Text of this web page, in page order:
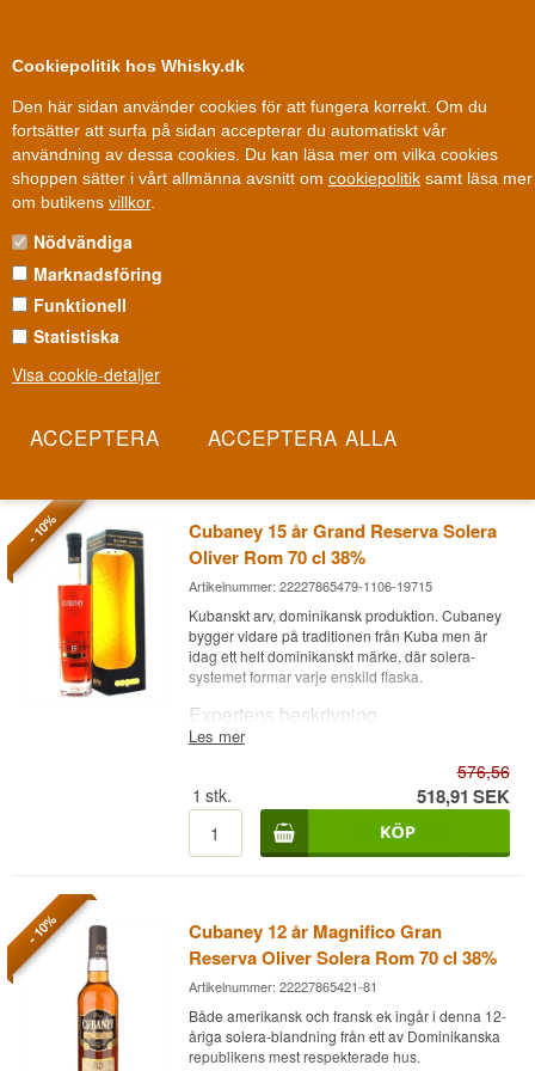
Cookiepolitik hos Whisky.dk
Den här sidan använder cookies för att fungera korrekt. Om du
fortsätter att surfa på sidan accepterar du automatiskt vår
användning av dessa cookies. Du kan läsa mer om vilka cookies
shoppen sätter i vårt allmänna avsnitt om cookiepolitik samt läsa mer
om butikens villkor.
Nödvändiga
Marknadsföring
Funktionell
Statistiska
Visa cookie-detaljer
100 % Danskägt Ägt och drivet i Danmark
Rom»Destillerier / Romhus
CUBANEY ROM
Namnet låter som en hyllning till Kuba, men Cubaney destilleras
faktiskt i Dominikanska republiken. Det är en medveten nick till det
ursprung, en stil som bygger på spanskinspirerad tradition.
regionen utan att försöka vara något den inte är.
- 10%
Cubaney 15 år Grand Reserva Solera
Oliver Rom 70 cl 38%
Artikelnummer: 22227865479-1106-19715
Kubanskt arv, dominikansk produktion. Cubaney
bygger vidare på traditionen från Kuba men är
idag ett helt dominikanskt märke, där solera-
systemet formar varje enskild flaska.
Expertens beskrivning
en Dominikanska Republiken Rom lagrad
genom ett solera-system och buteljerad vid 38%.
Märket Cubaney skapades av Oliver & Oliver, ett
familjeägt företag av kubanskt ursprung som efter
kontinuerligt blandas med äldre årgångar i en
kombination av amerikanska ex-bourbonfat och
franska ex-vinfat, en metod som ger en jämn,
komplex karaktär år efter år. I ett solera-system
syftar "15 år" på den äldsta komponenten i
blandningen snarare än en fast enskild årgång.
Den långa lagringen i det tropiska klimatet har
Les mer
576,56
1 stk. 518,91 SEK
- 10%
Cubaney 12 år Magnifico Gran
Reserva Oliver Solera Rom 70 cl 38%
Artikelnummer: 22227865421-81
Både amerikansk och fransk ek ingår i denna 12-
åriga solera-blandning från ett av Dominikanska
republikens mest respekterade hus.